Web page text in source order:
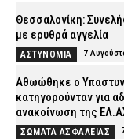
Θεσσαλονίκη:
με ερυθρά αγγελία
ΑΣΤΥΝΟΜΙΑ 7
Αθωώθηκε ο
κατηγορούνταν για
ανακοίνωση της
ΣΩΜΑΤΑ ΑΣΦΑΛΕΙΑΣ